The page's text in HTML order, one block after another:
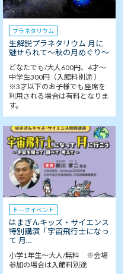
プラネタリウム
生解説プラネタリウム 月に
魅せられて～秋の月めぐり～
どなたでも/大人600円、4才～
中学生300円（入館料別途 ）
※3才以下のお子様でも座席を
利用される場合は有料となりま
す。
トークイベント
はまぎんキッズ・サイエンス
特別講演「宇宙飛行士になっ
て 月…
小学1年生～大人/無料 ※会場
参加の場合は入館料別途